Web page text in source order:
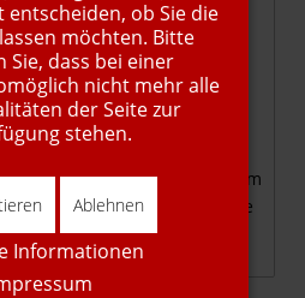
Innenpfosten traf.
Auftritt der SG in der
zu wenig. Mit einem Sieg
nach vorne machen
wieder
mit dem Auswärtsspiel beim
zudem die nächste schwere
entscheiden, ob Sie die
möchten. Bitte
Sie, dass bei einer
nicht mehr alle
der Seite zur
stehen.
Ablehnen
Informationen